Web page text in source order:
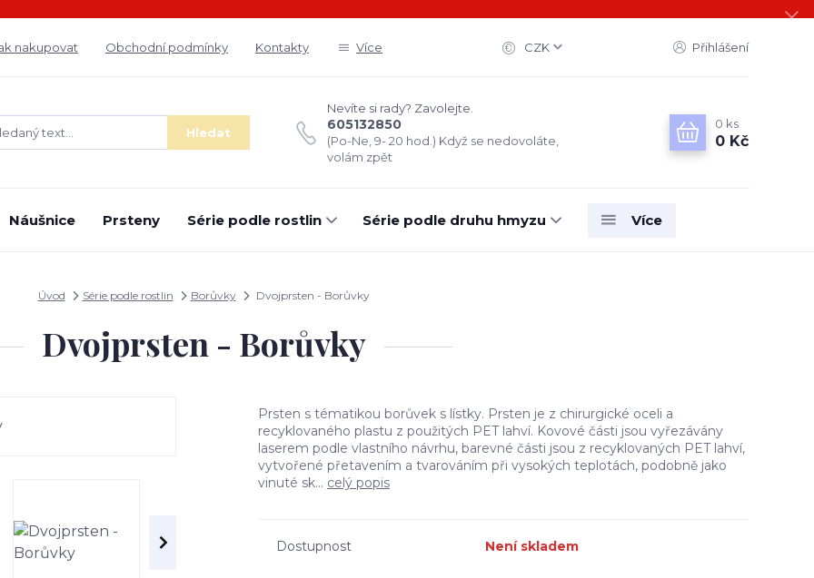
nakupovat Obchodní podmínky Kontakty Více CZK Přihlášení
Hledat
Nevíte si rady? Zavolejte.
605132850
(Po-Ne, 9- 20 hod.) Když se nedovoláte,
volám zpět
0 ks
0 Kč
Náušnice Prsteny Série podle rostlin Série podle druhu hmyzu Více
Úvod Série podle rostlin Borůvky Dvojprsten - Borůvky
Dvojprsten - Borůvky
Prsten s tématikou borůvek s lístky. Prsten je z chirurgické oceli a
recyklovaného plastu z použitých PET lahví. Kovové části jsou vyřezávány
laserem podle vlastního návrhu, barevné části jsou z recyklovaných PET lahví,
vytvořené přetavením a tvarováním při vysokých teplotách, podobně jako
vinuté sk... celý popis
Dostupnost Není skladem